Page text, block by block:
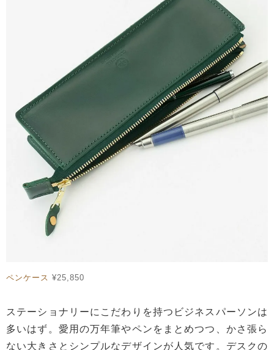
ペンケース ¥25,850
ステーショナリーにこだわりを持つビジネスパーソンは
多いはず。愛用の万年筆やペンをまとめつつ、かさ張ら
ない大きさとシンプルなデザインが人気です。デスクの